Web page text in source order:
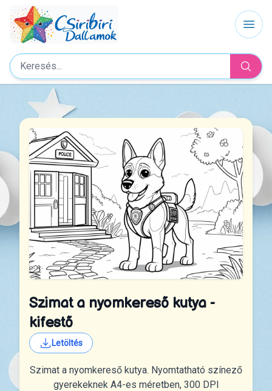
Szimat a nyomkereső kutya -
kifestő
Letöltés
Szimat a nyomkereső kutya. Nyomtatható színező
gyerekeknek A4-es méretben, 300 DPI